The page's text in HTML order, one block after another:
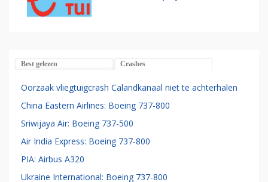
Best gelezen Crashes
Oorzaak vliegtuigcrash Calandkanaal niet te achterhalen
China Eastern Airlines: Boeing 737-800
Sriwijaya Air: Boeing 737-500
Air India Express: Boeing 737-800
PIA: Airbus A320
Ukraine International: Boeing 737-800